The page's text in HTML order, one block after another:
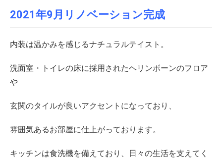
2021年9月リノベーション完成
内装は温かみを感じるナチュラルテイスト。
洗面室・トイレの床に採用されたヘリンボーンのフロア
や
玄関のタイルが良いアクセントになっており、
雰囲気あるお部屋に仕上がっております。
キッチンは食洗機を備えており、日々の生活を支えてく